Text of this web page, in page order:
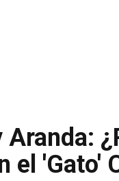
el 'Gato'